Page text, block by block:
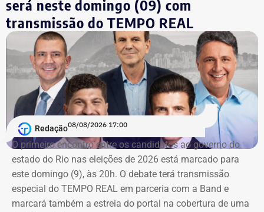
Licitações
A nova prorrogação contratualganha destaque em meio
ao cerco do órgãocontra as contratações do município
com a mesma prestadora de serviços.
Conforme noticiado no último sábado (18), o plenário do
TCE determinou, por unanimidade, que a Prefeitura de
Duque de Caxias anule no prazo de 15 dias o contrato
firmado com a Geo Ambiental para o mesmo fim
(locação de maquinários e equipamentos). Na ocasião, a
Corte ordenou também a suspensão imediata dos
pagamentos decorrentes do acordo milionário, que
ultrapassava R$ 100 milhões.
será neste domingo (09) com
transmissão do TEMPO REAL
Redação08/08/2026 17:00
O primeiro encontro entre os candidatos ao ⁠governo do
estado do Rio nas eleições de 2026 está marcado para
este domingo (9), às 20h. O debate terá transmissão
especial do TEMPO REAL em parceria com a Band e
marcará também a estreia do portal na cobertura de uma